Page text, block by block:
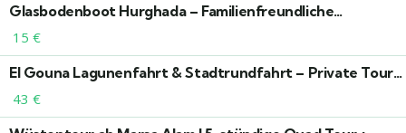
Glasbodenboot Hurghada – Familienfreundliche
Bootstour zur Unterwasserwelt im Roten Meer
15 €
El Gouna Lagunenfahrt & Stadtrundfahrt – Private Tour
in Ägypten
43 €